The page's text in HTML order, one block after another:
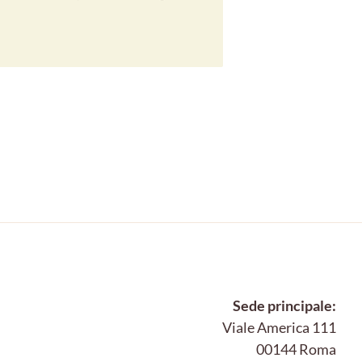
Sede principale:
Viale America 111
00144 Roma